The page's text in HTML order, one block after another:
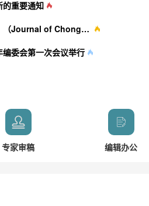
的重要通知
关于假冒《重庆大学学报》（Journal of Chongqing University）网站及征稿行为的严正声明
编委会第一次会议举行
专家审稿 编辑办公